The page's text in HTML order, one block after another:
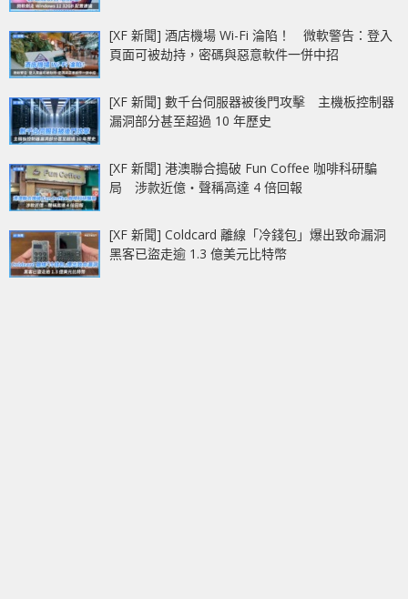
[XF 新聞] 酒店機場 Wi-Fi 淪陷！ 微軟警告：登入
頁面可被劫持，密碼與惡意軟件一併中招
[XF 新聞] 數千台伺服器被後門攻擊 主機板控制器
漏洞部分甚至超過 10 年歷史
[XF 新聞] 港澳聯合搗破 Fun Coffee 咖啡科研騙
局 涉款近億‧聲稱高達 4 倍回報
[XF 新聞] Coldcard 離線「冷錢包」爆出致命漏洞
黑客已盜走逾 1.3 億美元比特幣